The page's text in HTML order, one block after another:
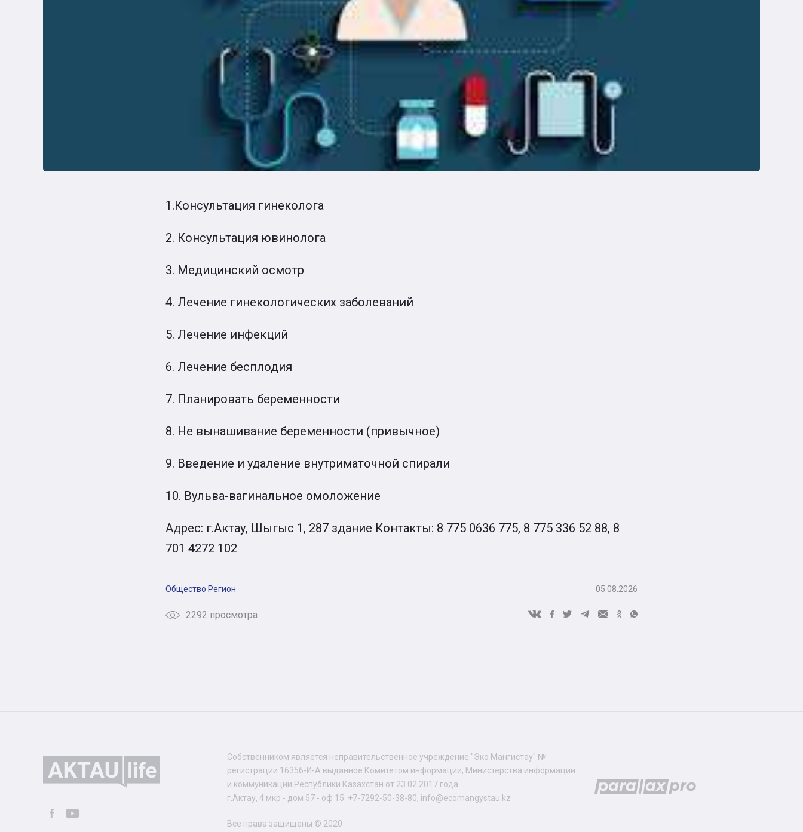
1.Консультация гинеколога
2. Консультация ювинолога
3. Медицинский осмотр
4. Лечение гинекологических заболеваний
5. Лечение инфекций
6. Лечение бесплодия
7. Планировать беременности
8. Не вынашивание беременности (привычное)
9. Введение и удаление внутриматочной спирали
10. Вульва-вагинальное омоложение
Адрес: г.Актау, Шыгыс 1, 287 здание Контакты: 8 775 0636 775, 8 775 336 52 88, 8
701 4272 102
Общество Регион 05.08.2026
2292 просмотра
Собственником является неправительственное учреждение "Эко Мангистау" №
регистрации 16356-И-А выданное Комитетом информации, Министерства информации
и коммуникации Республики Казахстан от 23.02.2017 года.
г.Актау, 4 мкр - дом 57 - оф 15. +7-7292-50-38-80, info@ecomangystau.kz
Все права защищены © 2020